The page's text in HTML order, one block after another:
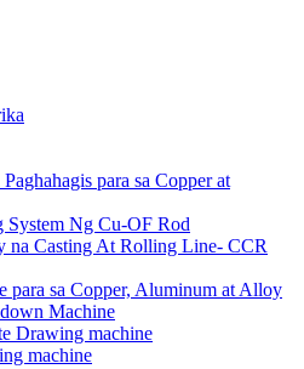
para sa Copper at
System Ng Cu-OF Rod
na Casting At Rolling Line- CCR
para sa Copper, Aluminum at Alloy
Machine
Drawing machine
machine